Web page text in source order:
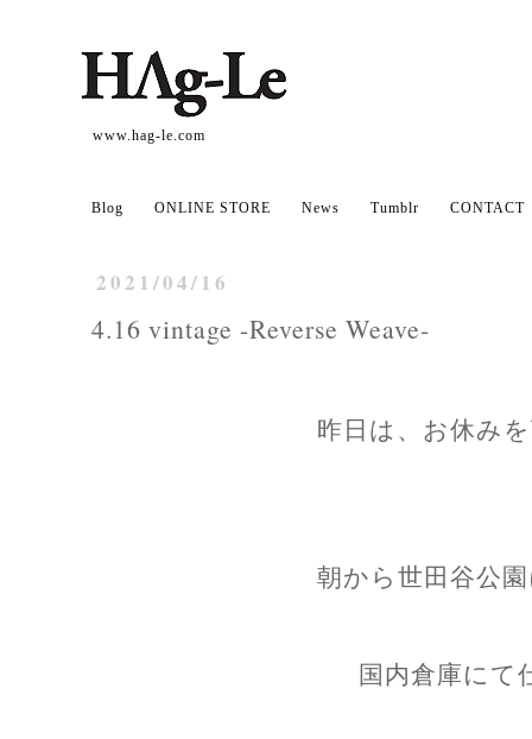
www.hag-le.com
Blog ONLINE STORE News Tumblr CONTACT
2021/04/16
4.16 vintage -Reverse Weave-
昨日は、お休み
朝から世田谷公
国内倉庫にて